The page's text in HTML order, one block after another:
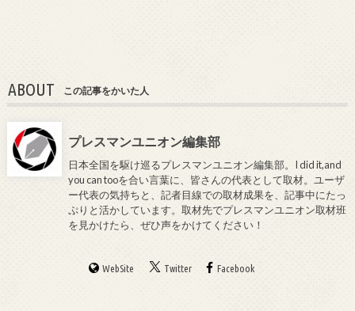
ABOUT この記事をかいた人
プレスマンユニオン編集部
日本全国を駆け巡るプレスマンユニオン編集部。I did it,and
you can tooを合い言葉に、皆さんの代表として取材。ユーザ
ー代表の気持ちと、記者目線での取材成果を、記事中にたっ
ぷりと活かしています。取材先でプレスマンユニオン取材班
を見かけたら、ぜひ声をかけてください！
WebSite Twitter Facebook